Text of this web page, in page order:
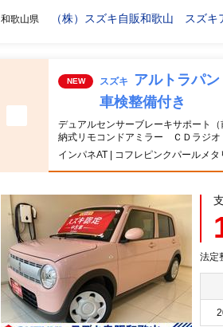
和歌山県 （株）スズキ自販和歌山 スズ
NEW スズキ
アルトラパ
車検整備付き
デュアルセンサーブレーキサポー
納式リモコンドアミラー ＣＤラジ
インパネAT | コフレピンクパールメタ
法定